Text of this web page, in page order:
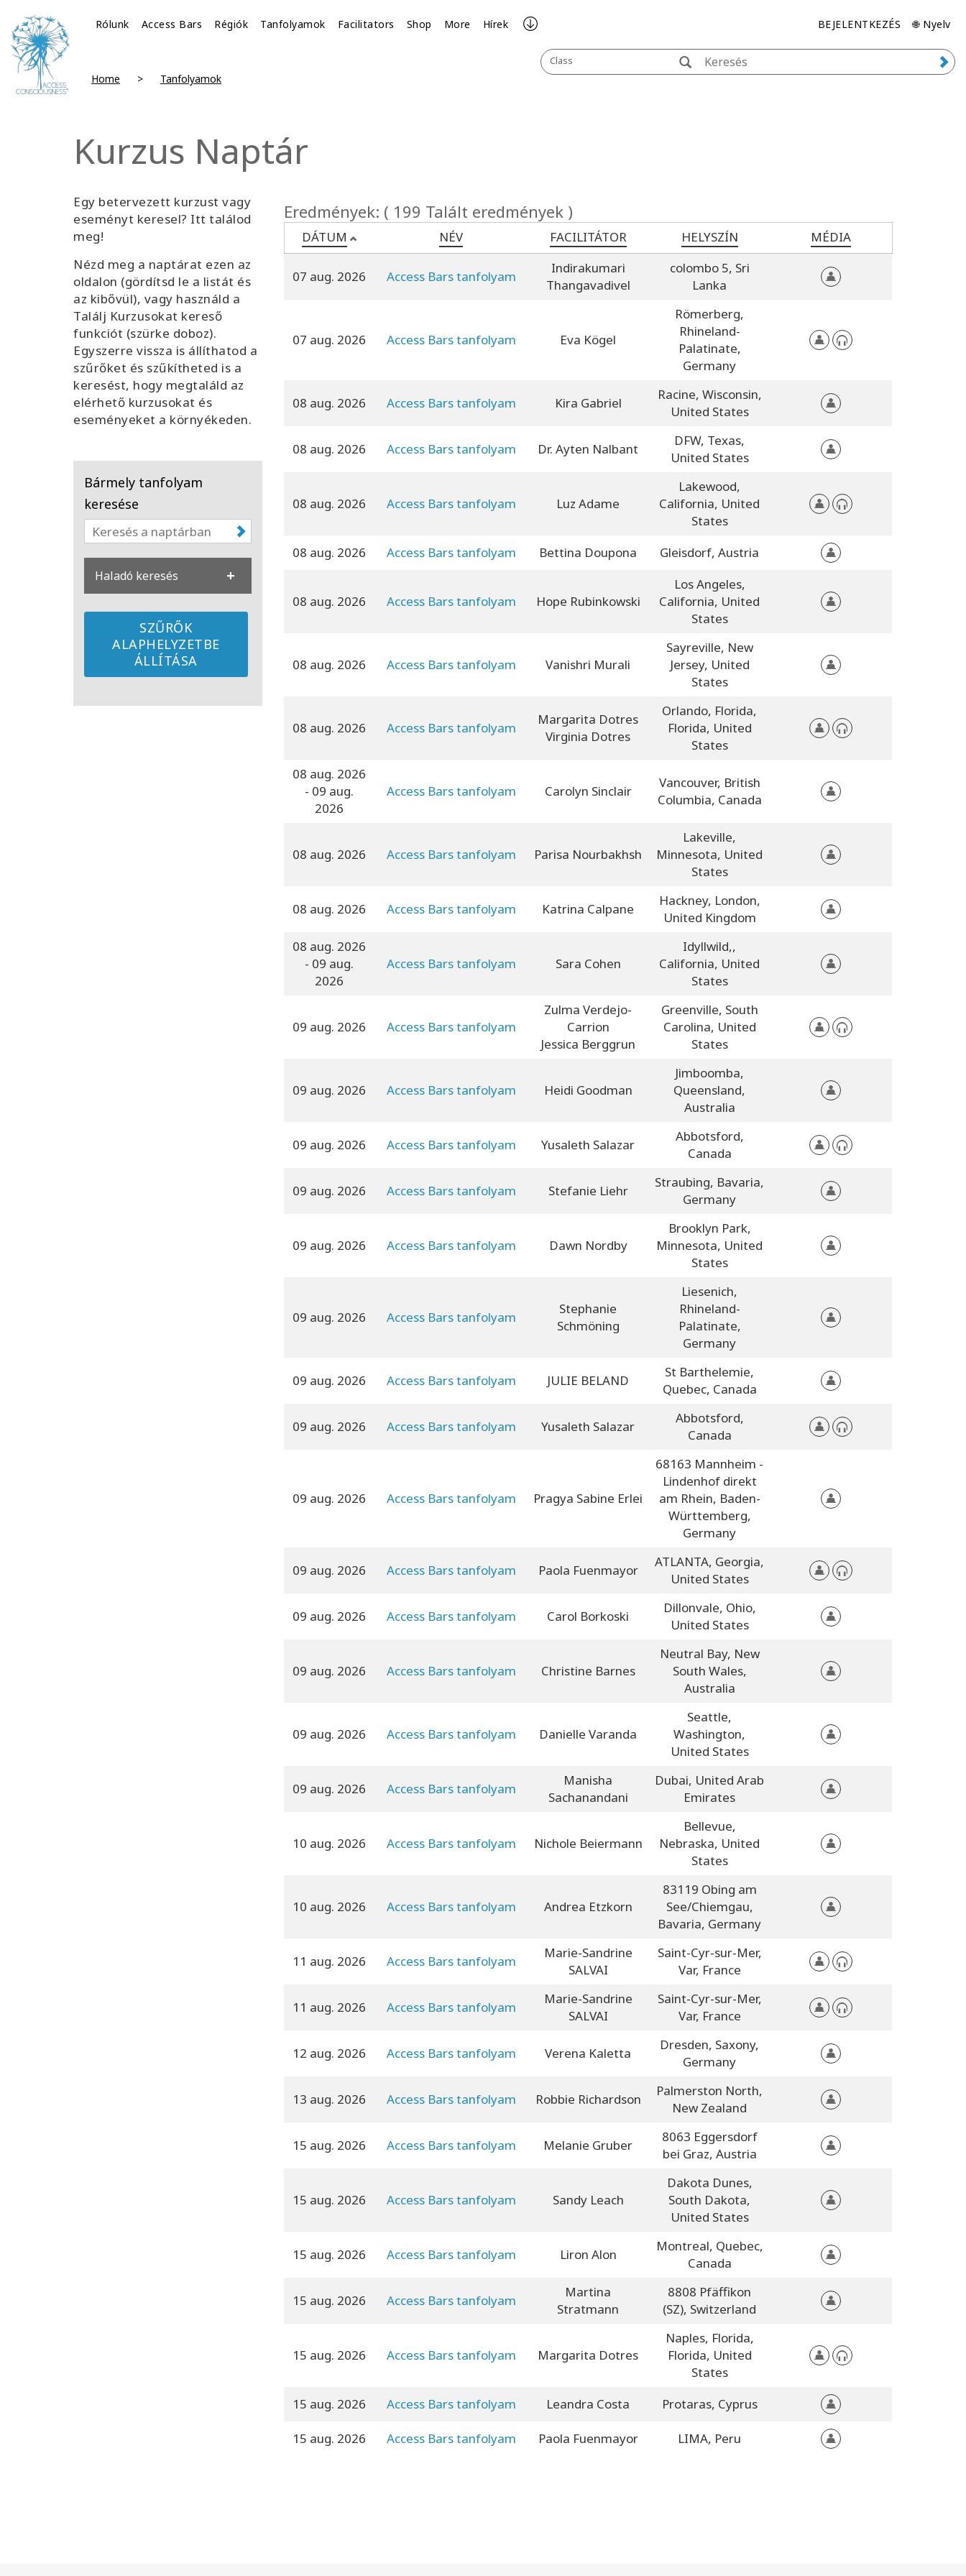
Rólunk Access Bars Régiók Tanfolyamok Facilitators Shop More Hírek BEJELENTKEZÉS 🌐 Nyelv
Class
Home Tanfolyamok
Kurzus Naptár
Egy betervezett kurzust vagy
eseményt keresel? Itt találod
meg!
Nézd meg a naptárat ezen az
oldalon (gördítsd le a listát és
az kibővül), vagy használd a
Találj Kurzusokat kereső
funkciót (szürke doboz).
Egyszerre vissza is állíthatod a
szűrőket és szűkítheted is a
keresést, hogy megtaláld az
elérhető kurzusokat és
eseményeket a környékeden.
Bármely tanfolyam
keresése
Haladó keresés
SZŰRŐK
ALAPHELYZETBE
ÁLLÍTÁSA
Eredmények: ( 199 Talált eredmények )
DÁTUM NÉV FACILITÁTOR HELYSZÍN MÉDIA
07 aug. 2026 Access Bars tanfolyam
Indirakumari
Thangavadivel
colombo 5, Sri
Lanka
07 aug. 2026 Access Bars tanfolyam Eva Kögel
Römerberg,
Rhineland-
Palatinate,
Germany
08 aug. 2026 Access Bars tanfolyam Kira Gabriel
Racine, Wisconsin,
United States
08 aug. 2026 Access Bars tanfolyam Dr. Ayten Nalbant
DFW, Texas,
United States
08 aug. 2026 Access Bars tanfolyam Luz Adame
Lakewood,
California, United
States
08 aug. 2026
Access Bars tanfolyam Bettina Doupona Gleisdorf, Austria
08 aug. 2026 Access Bars tanfolyam Hope Rubinkowski
Los Angeles,
California, United
States
08 aug. 2026 Access Bars tanfolyam Vanishri Murali
Sayreville, New
Jersey, United
States
08 aug. 2026 Access Bars tanfolyam
Margarita Dotres
Virginia Dotres
Orlando, Florida,
Florida, United
States
08 aug. 2026
- 09 aug.
2026
Access Bars tanfolyam Carolyn Sinclair
Vancouver, British
Columbia, Canada
08 aug. 2026 Access Bars tanfolyam Parisa Nourbakhsh
Lakeville,
Minnesota, United
States
08 aug. 2026 Access Bars tanfolyam Katrina Calpane
Hackney, London,
United Kingdom
08 aug. 2026
- 09 aug.
2026
Access Bars tanfolyam Sara Cohen
Idyllwild,,
California, United
States
09 aug. 2026 Access Bars tanfolyam
Zulma Verdejo-
Carrion
Jessica Berggrun
Greenville, South
Carolina, United
States
09 aug. 2026 Access Bars tanfolyam Heidi Goodman
Jimboomba,
Queensland,
Australia
09 aug. 2026 Access Bars tanfolyam Yusaleth Salazar
Abbotsford,
Canada
09 aug. 2026 Access Bars tanfolyam Stefanie Liehr
Straubing, Bavaria,
Germany
09 aug. 2026 Access Bars tanfolyam Dawn Nordby
Brooklyn Park,
Minnesota, United
States
09 aug. 2026 Access Bars tanfolyam
Stephanie
Schmöning
Liesenich,
Rhineland-
Palatinate,
Germany
09 aug. 2026 Access Bars tanfolyam JULIE BELAND
St Barthelemie,
Quebec, Canada
09 aug. 2026 Access Bars tanfolyam Yusaleth Salazar
Abbotsford,
Canada
09 aug. 2026 Access Bars tanfolyam Pragya Sabine Erlei
68163 Mannheim -
Lindenhof direkt
am Rhein, Baden-
Württemberg,
Germany
09 aug. 2026 Access Bars tanfolyam Paola Fuenmayor
ATLANTA, Georgia,
United States
09 aug. 2026 Access Bars tanfolyam Carol Borkoski
Dillonvale, Ohio,
United States
09 aug. 2026 Access Bars tanfolyam Christine Barnes
Neutral Bay, New
South Wales,
Australia
09 aug. 2026 Access Bars tanfolyam Danielle Varanda
Seattle,
Washington,
United States
09 aug. 2026 Access Bars tanfolyam
Manisha
Sachanandani
Dubai, United Arab
Emirates
10 aug. 2026 Access Bars tanfolyam Nichole Beiermann
Bellevue,
Nebraska, United
States
10 aug. 2026 Access Bars tanfolyam Andrea Etzkorn
83119 Obing am
See/Chiemgau,
Bavaria, Germany
11 aug. 2026 Access Bars tanfolyam
Marie-Sandrine
SALVAI
Saint-Cyr-sur-Mer,
Var, France
11 aug. 2026 Access Bars tanfolyam
Marie-Sandrine
SALVAI
Saint-Cyr-sur-Mer,
Var, France
12 aug. 2026 Access Bars tanfolyam Verena Kaletta
Dresden, Saxony,
Germany
13 aug. 2026 Access Bars tanfolyam Robbie Richardson
Palmerston North,
New Zealand
15 aug. 2026 Access Bars tanfolyam Melanie Gruber
8063 Eggersdorf
bei Graz, Austria
15 aug. 2026 Access Bars tanfolyam Sandy Leach
Dakota Dunes,
South Dakota,
United States
15 aug. 2026 Access Bars tanfolyam Liron Alon
Montreal, Quebec,
Canada
15 aug. 2026 Access Bars tanfolyam
Martina
Stratmann
8808 Pfäffikon
(SZ), Switzerland
15 aug. 2026 Access Bars tanfolyam Margarita Dotres
Naples, Florida,
Florida, United
States
15 aug. 2026
Access Bars tanfolyam Leandra Costa Protaras, Cyprus
15 aug. 2026 Access Bars tanfolyam Paola Fuenmayor LIMA, Peru